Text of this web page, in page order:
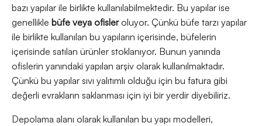
bazı yapılar ile birlikte kullanılabilmektedir. Bu yapılar ise
genellikle büfe veya ofisleroluyor. Çünkü büfe tarzı yapılar
ile birlikte kullanılan bu yapıların içerisinde, büfelerin
içerisinde satılan ürünler stoklanıyor. Bunun yanında
ofislerin yanındaki yapılan arşiv olarak kullanılmaktadır.
Çünkü bu yapılar sıvı yalıtımlı olduğu için bu fatura gibi
değerli evrakların saklanması için iyi bir yerdir diyebiliriz.
Depolama alanı olarak kullanılan bu yapı modelleri,